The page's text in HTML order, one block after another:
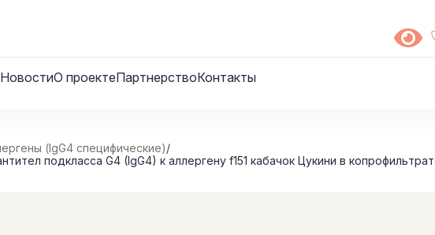
НовостиО проектеПартнерствоКонтакты
(IgG4 специфические)/
подкласса G4 (IgG4) к аллергену f151 кабачок Цукини в